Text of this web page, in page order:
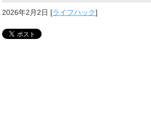
2026年2月2日 [ライフハック]